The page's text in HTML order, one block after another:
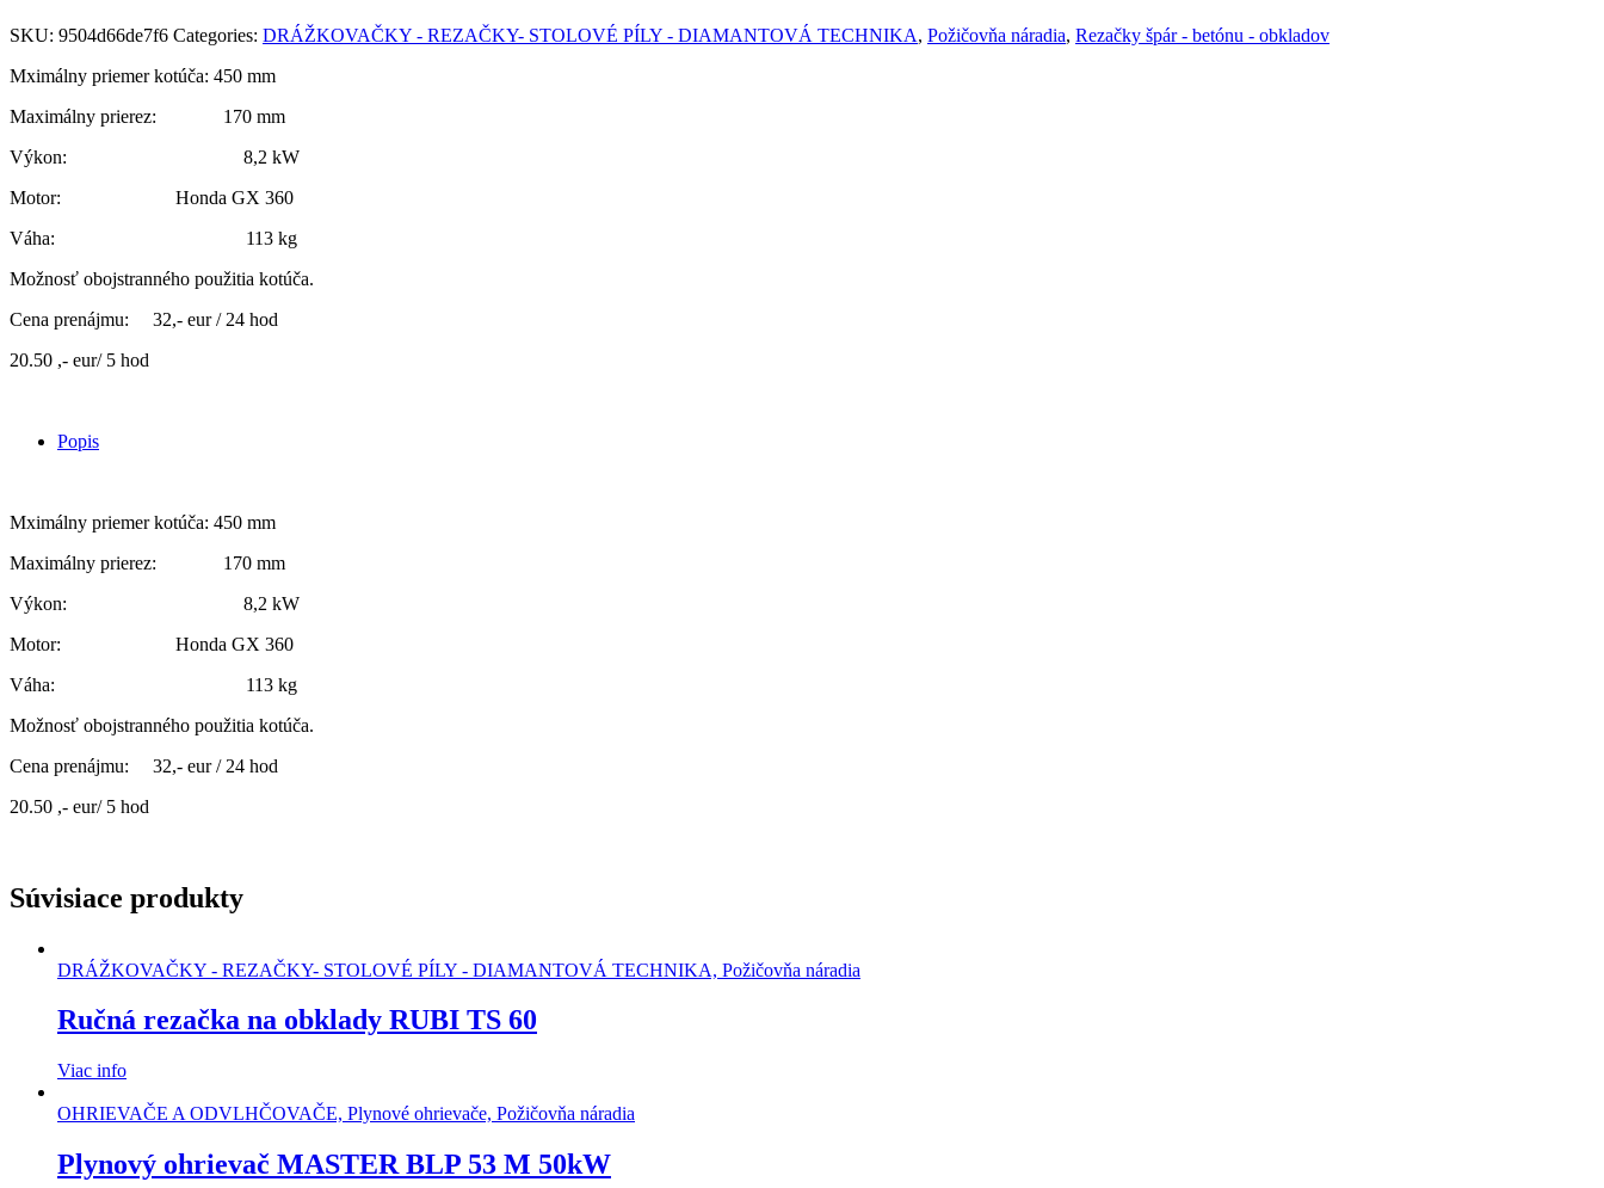
SKU: 9504d66de7f6 Categories: DRÁŽKOVAČKY - REZAČKY- STOLOVÉ PÍLY - DIAMANTOVÁ TECHNIKA, Požičovňa náradia, Rezačky špár - betónu - obkladov
Mximálny priemer kotúča: 450 mm
Maximálny prierez: 170 mm
Výkon: 8,2 kW
Motor: Honda GX 360
Váha: 113 kg
Možnosť obojstranného použitia kotúča.
Cena prenájmu: 32,- eur / 24 hod
20.50 ,- eur/ 5 hod
Popis
Mximálny priemer kotúča: 450 mm
Maximálny prierez: 170 mm
Výkon: 8,2 kW
Motor: Honda GX 360
Váha: 113 kg
Možnosť obojstranného použitia kotúča.
Cena prenájmu: 32,- eur / 24 hod
20.50 ,- eur/ 5 hod
Súvisiace produkty
DRÁŽKOVAČKY - REZAČKY- STOLOVÉ PÍLY - DIAMANTOVÁ TECHNIKA, Požičovňa náradia
Ručná rezačka na obklady RUBI TS 60
Viac info
OHRIEVAČE A ODVLHČOVAČE, Plynové ohrievače, Požičovňa náradia
Plynový ohrievač MASTER BLP 53 M 50kW